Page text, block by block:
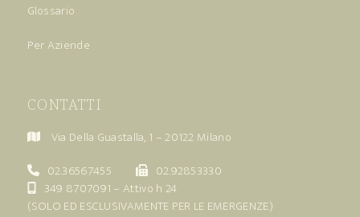
Glossario
Per Aziende
CONTATTI
Via Della Guastalla, 1 – 20122 Milano
02.36567455
02.92853330
349 8707091 – Attivo h 24
(SOLO ED ESCLUSIVAMENTE PER LE EMERGENZE)